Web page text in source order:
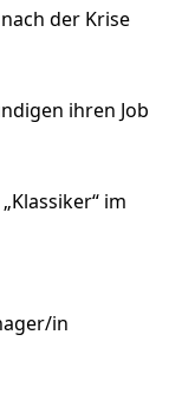
der Krise
ihren Job
im
in